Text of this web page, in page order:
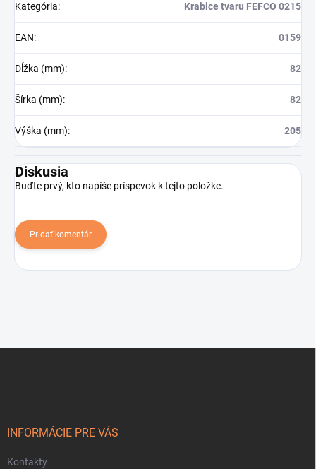
Kategória: Krabice tvaru FEFCO 0215
EAN: 0159
Dĺžka (mm): 82
Šírka (mm): 82
Výška (mm): 205
Diskusia
Buďte prvý, kto napíše príspevok k tejto položke.
Pridať komentár
INFORMÁCIE PRE VÁS
Kontakty